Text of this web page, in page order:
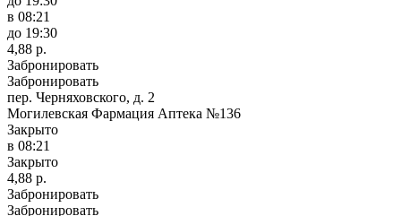
в 08:21
до 19:30
4,88 р.
Забронировать
Забронировать
пер. Черняховского, д. 2
Могилевская Фармация Аптека №136
Закрыто
в 08:21
Закрыто
4,88 р.
Забронировать
Забронировать